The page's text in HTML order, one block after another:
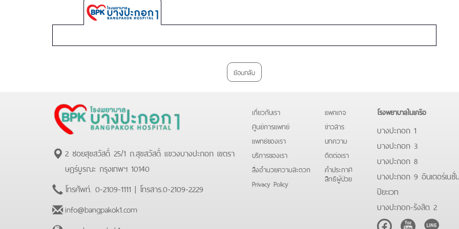
Hospital
ย้อนกลับ
2 ซอยสุขสวัสดิ์ 25/1 ถ.สุขสวัสดิ์ แขวงบางปะกอก เขตรา
ษฏร์บูรณะ กรุงเทพฯ 10140
โทรศัพท์. 0-2109-1111 | โทรสาร.0-2109-2229
info@bangpakok1.com
เกี่ยวกับเรา
ศูนย์การแพทย์
แพทย์ของเรา
บริการของเรา
สิ่งอำนวยความสะดวก
Privacy Policy
แพคเกจ
ข่าวสาร
บทความ
ติดต่อเรา
คําประกาศ
สิทธิผู้ป่วย
โรงพยาบาลในเครือ
บางปะกอก 1
บางปะกอก 3
บางปะกอก 8
บางปะกอก 9 อินเตอร์เนชั่
ปิยะเวท
บางปะกอก-รังสิต 2
FacebookYoutubeLine